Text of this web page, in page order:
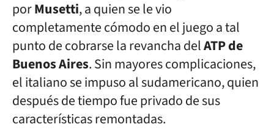
porMusetti, a quien se le vio
completamente cómodo en el juego a tal
punto de cobrarse la revancha delATP de
Buenos Aires. Sin mayores complicaciones,
el italiano se impuso al sudamericano, quien
después de tiempo fue privado de sus
características remontadas.